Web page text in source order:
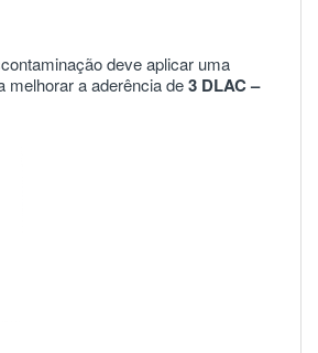
deve aplicar uma
melhorar a aderência de3 DLAC –